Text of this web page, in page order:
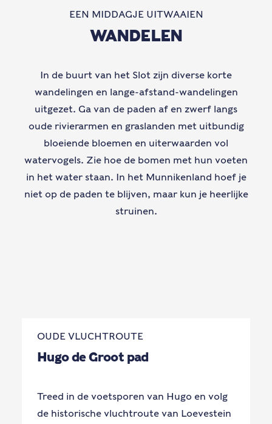
EEN MIDDAGJE UITWAAIEN
WANDELEN
In de buurt van het Slot zijn diverse korte
wandelingen en lange-afstand-wandelingen
uitgezet. Ga van de paden af en zwerf langs
oude rivierarmen en graslanden met uitbundig
bloeiende bloemen en uiterwaarden vol
watervogels. Zie hoe de bomen met hun voeten
in het water staan. In het Munnikenland hoef je
niet op de paden te blijven, maar kun je heerlijke
struinen.
OUDE VLUCHTROUTE
Hugo de Groot pad
Treed in de voetsporen van Hugo en volg
de historische vluchtroute van Loevestein